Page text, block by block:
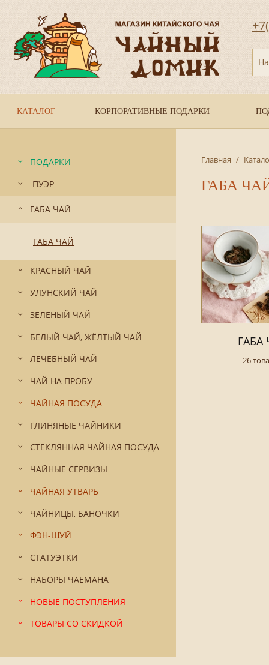
КАТАЛОГ КОРПОРАТИВНЫЕ ПОДАРКИ
ПОДАРКИ
ПУЭР
ГАБА ЧАЙ
ГАБА ЧАЙ
КРАСНЫЙ ЧАЙ
УЛУНСКИЙ ЧАЙ
ЗЕЛЁНЫЙ ЧАЙ
БЕЛЫЙ ЧАЙ, ЖЁЛТЫЙ ЧАЙ
ЛЕЧЕБНЫЙ ЧАЙ
ЧАЙ НА ПРОБУ
ЧАЙНАЯ ПОСУДА
ГЛИНЯНЫЕ ЧАЙНИКИ
СТЕКЛЯННАЯ ЧАЙНАЯ ПОСУДА
ЧАЙНЫЕ СЕРВИЗЫ
ЧАЙНАЯ УТВАРЬ
ЧАЙНИЦЫ, БАНОЧКИ
ФЭН-ШУЙ
СТАТУЭТКИ
НАБОРЫ ЧАЕМАНА
НОВЫЕ ПОСТУПЛЕНИЯ
ТОВАРЫ СО СКИДКОЙ
Главная /
ГАБА
ГАБА
26